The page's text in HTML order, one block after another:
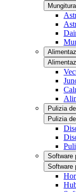
Mungitura
Pulizia
Pulizia
Software
Software